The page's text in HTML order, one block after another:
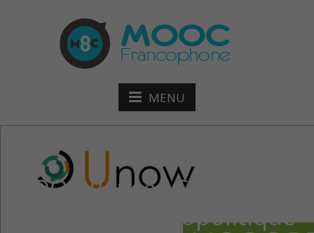
MENU
MOOC Penser Global :
exercices de géopolitique